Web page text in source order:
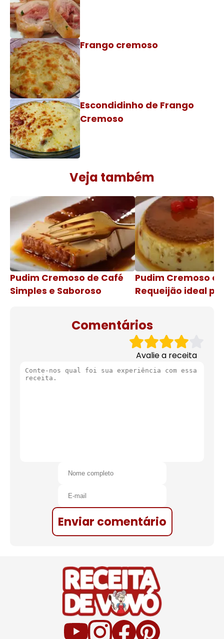
Frango cremoso
Escondidinho de Frango
Cremoso
Veja também
Pudim Cremoso de Café
Simples e Saboroso
Pudim Cremoso
Requeijão ideal
Comentários
Avalie a receita
Enviar comentário